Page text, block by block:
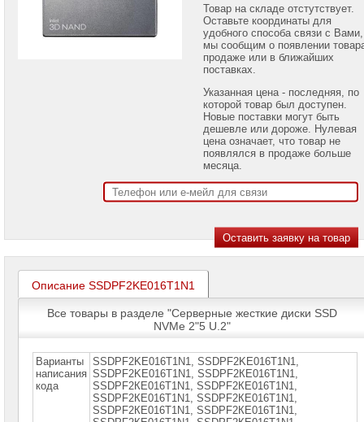
Проекторы
Принтеры
Серверы
Brand
Пассивное
сетевое
оборудование
Товар на складе отстутствует.
Оставьте координаты для
удобного способа связи с Вами,
мы сообщим о появлении
продаже или в ближайших
поставках.
Указанная цена - последняя, по
которой товар был доступен.
Новые поставки могут быть
дешевле или дороже. Нулевая
цена означает, что товар не
появлялся в продаже больше
месяца.
Описание SSDPF2KE016T1N1
Все товары в разделе "Серверные жесткие диски SSD
NVMe 2"5 U.2"
Варианты
написания
кода
SSDPF2KE016T1N1, SSDPF2KE016T1N1,
SSDPF2KЕ016T1N1, SSDPF2КЕ016T1N1,
SSDPF2КЕ016T1N1, SSDРF2КЕ016T1N1,
SSDРF2КЕ016T1N1, SSDРF2КЕ016T1N1,
SSDРF2КЕ016T1N1, SSDРF2КЕ016Т1N1,